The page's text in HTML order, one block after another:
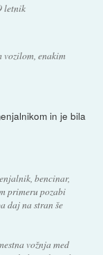
letnik
vozilom, enakim
in je bila
bencinar,
primeru pozabi
daj na stran še
vožnja med